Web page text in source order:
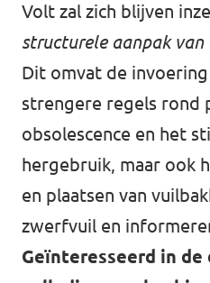
Volt zal zich blijven
structurele aanpak
Dit omvat de
strengere regels rond
obsolescence en het
hergebruik, maar ook
en plaatsen van
zwerfvuil en
Geïnteresseerd in de